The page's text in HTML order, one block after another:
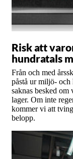
Risk att
hundratals
Från och med
påstå ur miljö-
saknas besked
lager. Om inte
kommer vi att
belopp.